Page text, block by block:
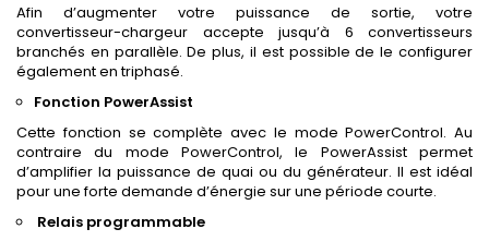
Afin d’augmenter votre puissance de sortie, votre
convertisseur-chargeur accepte jusqu’à 6 convertisseurs
branchés en parallèle. De plus, il est possible de le configurer
également en triphasé.
Fonction PowerAssist
Cette fonction se complète avec le mode PowerControl. Au
contraire du mode PowerControl, le PowerAssist permet
d’amplifier la puissance de quai ou du générateur. Il est idéal
pour une forte demande d’énergie sur une période courte.
Relais programmable